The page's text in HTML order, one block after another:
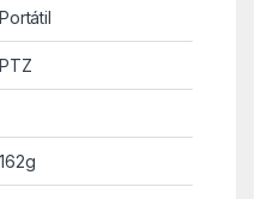
Portátil
PTZ
162g